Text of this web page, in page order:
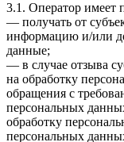
3.1. Оператор имеет
— получать от
информацию и/или
данные;
— в случае отзыва
на обработку
обращения с
персональных
обработку
персональных